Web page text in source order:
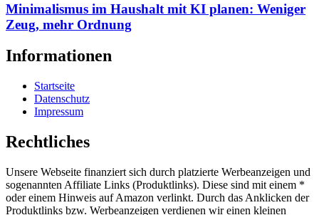
Minimalismus im Haushalt mit KI planen: Weniger
Zeug, mehr Ordnung
Informationen
Startseite
Datenschutz
Impressum
Rechtliches
Unsere Webseite finanziert sich durch platzierte Werbeanzeigen und
sogenannten Affiliate Links (Produktlinks). Diese sind mit einem *
oder einem Hinweis auf Amazon verlinkt. Durch das Anklicken der
Produktlinks bzw. Werbeanzeigen verdienen wir einen kleinen